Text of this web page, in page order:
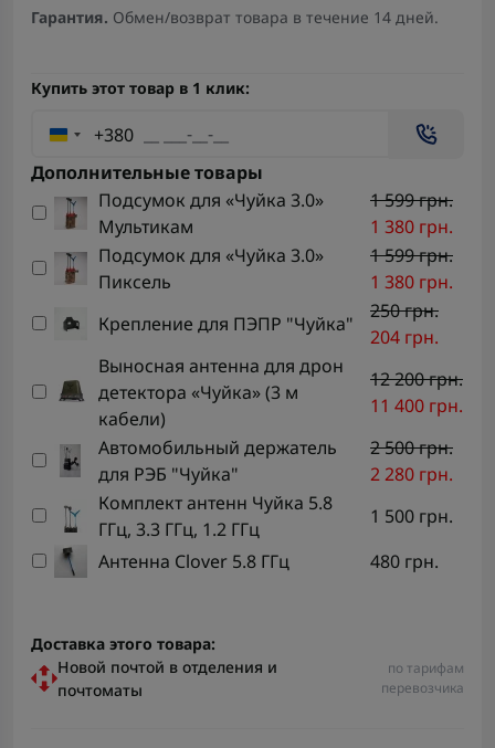
Гарантия. Обмен/возврат товара в течение 14 дней.
Купить этот товар в 1 клик:
+380
Дополнительные товары
Подсумок для «Чуйка 3.0»
Мультикам
1 599 грн.
1 380 грн.
Подсумок для «Чуйка 3.0»
Пиксель
1 599 грн.
1 380 грн.
Крепление для ПЭПР "Чуйка"
250 грн.
204 грн.
Выносная антенна для дрон
детектора «Чуйка» (3 м
кабели)
12 200 грн.
11 400 грн.
Автомобильный держатель
для РЭБ "Чуйка"
2 500 грн.
2 280 грн.
Комплект антенн Чуйка 5.8
ГГц, 3.3 ГГц, 1.2 ГГц
1 500 грн.
Антенна Clover 5.8 ГГц
480 грн.
Доставка этого товара:
Новой почтой в отделения и
почтоматы
по тарифам
перевозчика